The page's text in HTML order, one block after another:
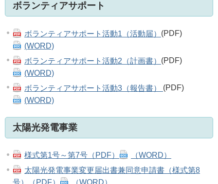
ボランティアサポート
ボランティアサポート活動1（活動届） (PDF)
(WORD)
ボランティアサポート活動2（計画書） (PDF)
(WORD)
ボランティアサポート活動3（報告書） (PDF)
(WORD)
太陽光発電事業
様式第1号～第7号（PDF）
（WORD）
太陽光発電事業変更届出書兼同意申請書（様式第8
号）（PDF）
（WORD）